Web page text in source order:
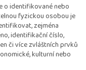
o identifikované nebo
fyzickou osobou je
zejména
identifikační číslo,
či více zvláštních prvků
kulturní nebo